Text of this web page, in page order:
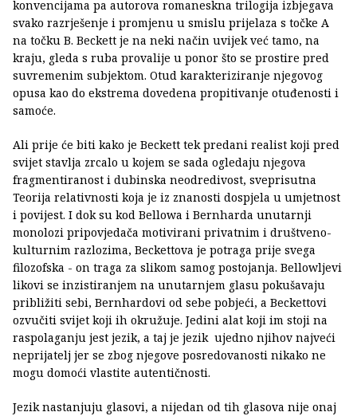
konvencijama pa autorova romaneskna trilogija izbjegava
svako razrješenje i promjenu u smislu prijelaza s točke A
na točku B. Beckett je na neki način uvijek već tamo, na
kraju, gleda s ruba provalije u ponor što se prostire pred
suvremenim subjektom. Otud karakteriziranje njegovog
opusa kao do ekstrema dovedena propitivanje otuđenosti i
samoće.
Ali prije će biti kako je Beckett tek predani realist koji pred
svijet stavlja zrcalo u kojem se sada ogledaju njegova
fragmentiranost i dubinska neodredivost, sveprisutna
Teorija relativnosti koja je iz znanosti dospjela u umjetnost
i povijest. I dok su kod Bellowa i Bernharda unutarnji
monolozi pripovjedača motivirani privatnim i društveno-
kulturnim razlozima, Beckettova je potraga prije svega
filozofska - on traga za slikom samog postojanja. Bellowljevi
likovi se inzistiranjem na unutarnjem glasu pokušavaju
približiti sebi, Bernhardovi od sebe pobjeći, a Beckettovi
ozvučiti svijet koji ih okružuje. Jedini alat koji im stoji na
raspolaganju jest jezik, a taj je jezik ujedno njihov najveći
neprijatelj jer se zbog njegove posredovanosti nikako ne
mogu domoći vlastite autentičnosti.
Jezik nastanjuju glasovi, a nijedan od tih glasova nije onaj